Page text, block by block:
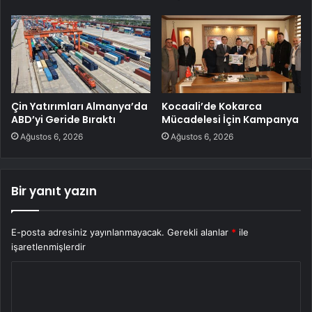
Çin Yatırımları Almanya’da
ABD’yi Geride Bıraktı
Ağustos 6, 2026
Kocaali’de Kokarca
Mücadelesi İçin Kampanya
Ağustos 6, 2026
Bir yanıt yazın
E-posta adresiniz yayınlanmayacak. Gerekli alanlar * ile
işaretlenmişlerdir